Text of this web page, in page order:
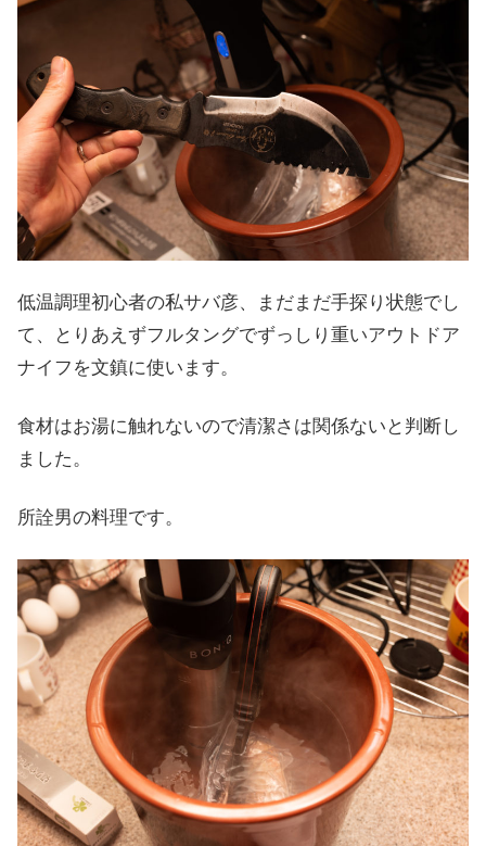
低温調理初心者の私サバ彦、まだまだ手探り状態でし
て、とりあえずフルタングでずっしり重いアウトドア
ナイフを文鎮に使います。
食材はお湯に触れないので清潔さは関係ないと判断し
ました。
所詮男の料理です。